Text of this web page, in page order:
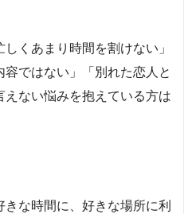
くあまり時間を割けない」
容ではない」「別れた恋人と
ない悩みを抱えている方は
な時間に、好きな場所に利